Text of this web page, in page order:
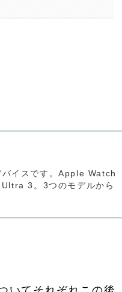
イスです。Apple Watch
3。3つのモデルから